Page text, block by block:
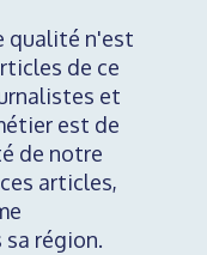
qualité n'est
de ce
et
est de
de notre
articles,
région.